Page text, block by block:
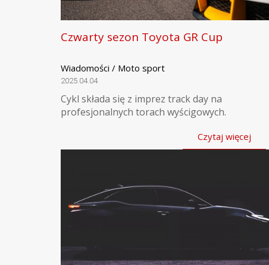
Czwarty sezon Toyota GR Cup
Wiadomości / Moto sport
2025.04.04
Cykl składa się z imprez track day na
profesjonalnych torach wyścigowych.
Czytaj więcej